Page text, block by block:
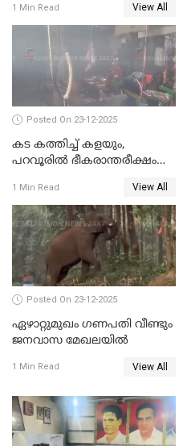
വേണ്ടിയുള്ള
പിടിവലിക്കിടയിൽ
അപ്പൂപ്പനെതിരെ പോക്സോ
കേസ് ഒടുവിൽ 4 ജീവനുകൾ
പൊലിഞ്ഞു
1 Min Read View All
Posted On 23-12-2025
കട കത്തിച്ച് കളയും,
പറവൂരില്‍ ഭീകരാന്തരീക്ഷം
1 Min Read View All
Posted On 23-12-2025
ഏഴാറ്റുമുഖം ഗണപതി വീണ്ടും
ജനവാസ മേഖലയിൽ
1 Min Read View All